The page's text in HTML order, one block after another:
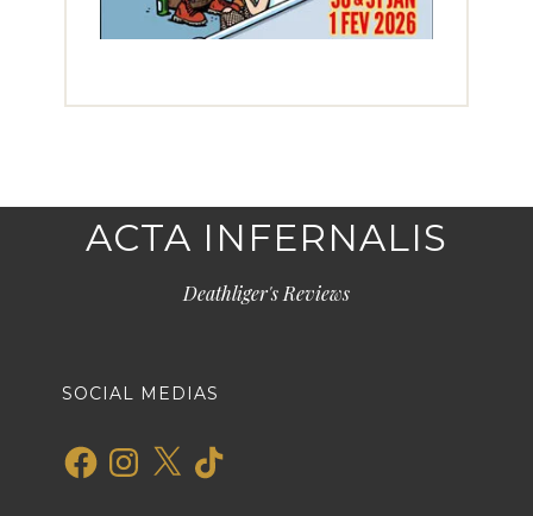
ACTA INFERNALIS
Deathliger's Reviews
SOCIAL MEDIAS
FacebookInstagram
X TikTok